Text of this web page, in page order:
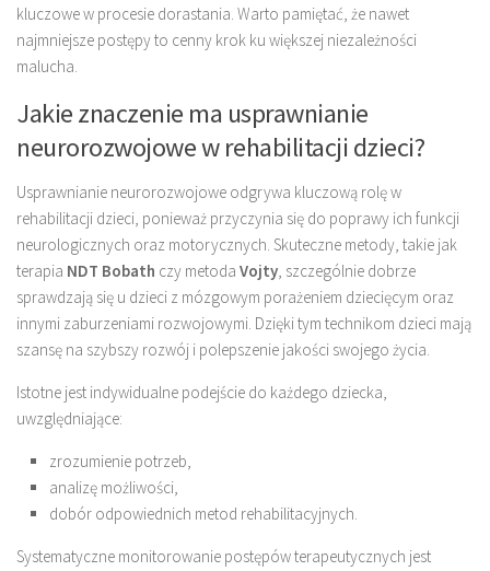
kluczowe w procesie dorastania. Warto pamiętać, że nawet
najmniejsze postępy to cenny krok ku większej niezależności
malucha.
Jakie znaczenie ma usprawnianie
neurorozwojowe w rehabilitacji dzieci?
Usprawnianie neurorozwojowe odgrywa kluczową rolę w
rehabilitacji dzieci, ponieważ przyczynia się do poprawy ich funkcji
neurologicznych oraz motorycznych. Skuteczne metody, takie jak
terapia NDT Bobath czy metoda Vojty, szczególnie dobrze
sprawdzają się u dzieci z mózgowym porażeniem dziecięcym oraz
innymi zaburzeniami rozwojowymi. Dzięki tym technikom dzieci mają
szansę na szybszy rozwój i polepszenie jakości swojego życia.
Istotne jest indywidualne podejście do każdego dziecka,
uwzględniające:
zrozumienie potrzeb,
analizę możliwości,
dobór odpowiednich metod rehabilitacyjnych.
Systematyczne monitorowanie postępów terapeutycznych jest